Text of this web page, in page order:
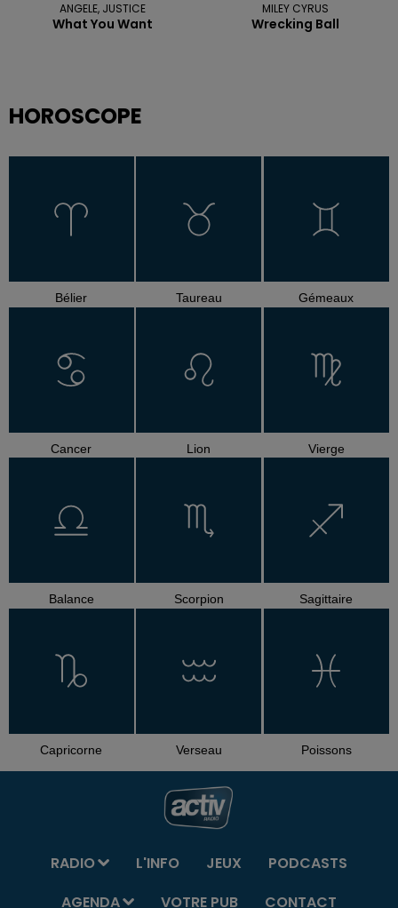
ANGELE, JUSTICE
What You Want
MILEY CYRUS
Wrecking Ball
HOROSCOPE
Bélier Taureau Gémeaux
Cancer Lion Vierge
Balance Scorpion Sagittaire
Capricorne Verseau Poissons
RADIO L'INFO JEUX
PODCASTS
AGENDA
VOTRE PUB CONTACT